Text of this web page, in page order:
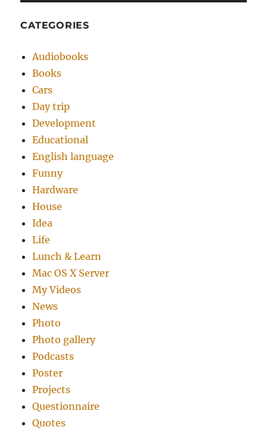
CATEGORIES
Audiobooks
Books
Cars
Day trip
Development
Educational
English language
Funny
Hardware
House
Idea
Life
Lunch & Learn
Mac OS X Server
My Videos
News
Photo
Photo gallery
Podcasts
Poster
Projects
Questionnaire
Quotes